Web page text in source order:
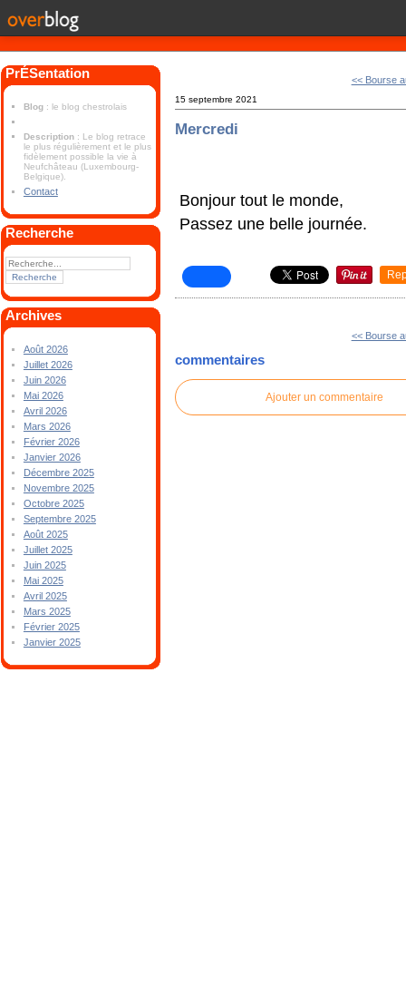
PrÉSentation
Blog : le blog chestrolais
Description : Le blog retrace
le plus régulièrement et le plus
fidèlement possible la vie à
Neufchâteau (Luxembourg-
Belgique).
Contact
Recherche
Archives
Août 2026
Juillet 2026
Juin 2026
Mai 2026
Avril 2026
Mars 2026
Février 2026
Janvier 2026
Décembre 2025
Novembre 2025
Octobre 2025
Septembre 2025
Août 2025
Juillet 2025
Juin 2025
Mai 2025
Avril 2025
Mars 2025
Février 2025
Janvier 2025
<< Bourse
15 septembre 2021
Mercredi
Bonjour tout le monde,
Passez une belle journée.
<< Bourse
commentaires
Ajouter un commentaire